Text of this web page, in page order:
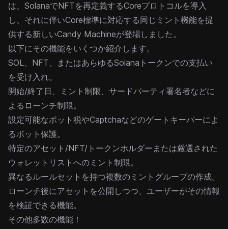
は、SolanaでNFTを再定義するCoreプロトコルを導入
し、それに伴いCore標準に対応する同じミント機能を提
供する新しいCandy Machineが登場しました。
以下にその機能をいくつか紹介します。
SOL、NFT、またはあらゆるSolanaトークンでの支払い
を受け入れ。
開始/終了日、ミント制限、サードパーティ署名者などに
よるローンチ制限。
設定可能なボット税やCaptchaなどのゲートキーパーによ
るボット保護。
特定のアセット/NFT/トークンホルダーまたは厳選された
ウォレットリストへのミント制限。
異なるルールセットを持つ複数のミントグループの作成。
ローンチ後にアセットを公開しつつ、ユーザーがその情報
を検証できる機能。
その他多数の機能！